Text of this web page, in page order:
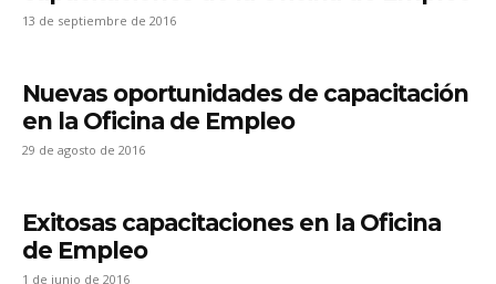
13 de septiembre de 2016
Nuevas oportunidades de capacitación
en la Oficina de Empleo
29 de agosto de 2016
Exitosas capacitaciones en la Oficina
de Empleo
1 de junio de 2016